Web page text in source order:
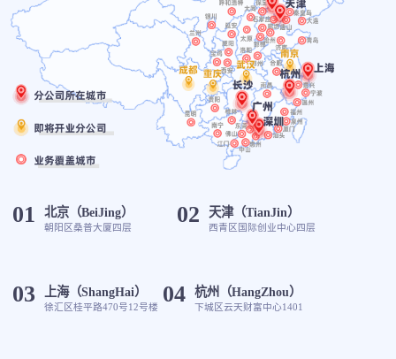
01 北京（BeiJing）
朝阳区桑普大厦四层 02 天津（TianJin）
西青区国际创业中心四层
03 上海（ShangHai）
徐汇区桂平路470号12号楼 04 杭州（HangZhou）
下城区云天财富中心1401